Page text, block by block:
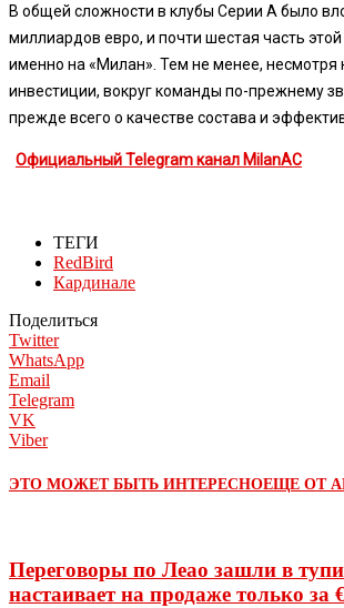
В общей сложности в клубы Серии А было
миллиардов евро, и почти шестая часть
именно на «Милан». Тем не менее, несмотря
инвестиции, вокруг команды по-прежнему
прежде всего о качестве состава и
Официальный Telegram канал MilanAC
ТЕГИ
RedBird
Кардинале
Поделиться
Twitter
WhatsApp
Email
Telegram
VK
Viber
ЭТО МОЖЕТ БЫТЬ ИНТЕРЕСНОЕЩЕ ОТ
Переговоры по Леао зашли в
настаивает на продаже только за